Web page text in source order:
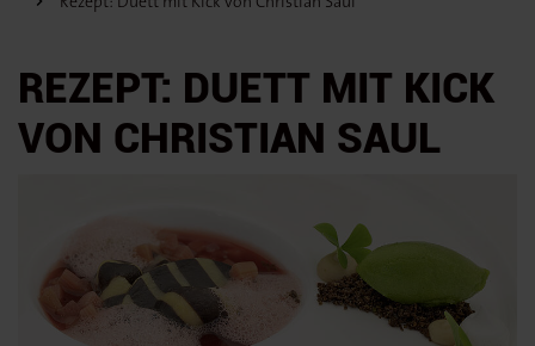
REZEPT: DUETT MIT KICK
VON CHRISTIAN SAUL